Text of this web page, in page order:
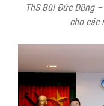
ThS Bùi Đức Dũng
cho các